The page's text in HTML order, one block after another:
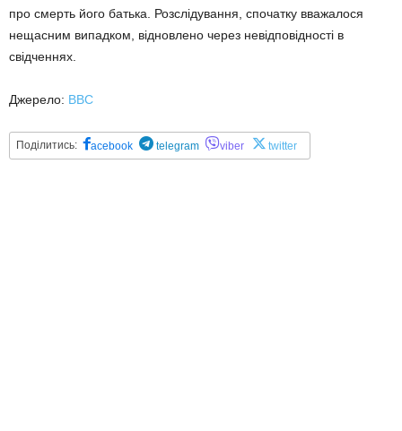
про смерть його батька. Розслідування, спочатку вважалося
нещасним випадком, відновлено через невідповідності в
свідченнях.
Джерело: BBC
Поділитись: acebook telegram viber twitter